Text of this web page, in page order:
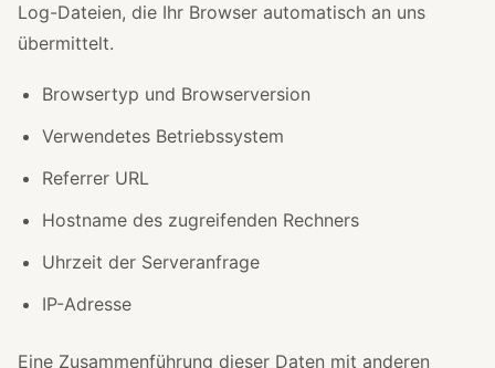
Log-Dateien, die Ihr Browser automatisch an uns
übermittelt.
Browsertyp und Browserversion
Verwendetes Betriebssystem
Referrer URL
Hostname des zugreifenden Rechners
Uhrzeit der Serveranfrage
IP-Adresse
Eine Zusammenführung dieser Daten mit anderen